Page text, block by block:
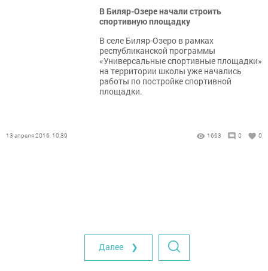
В Биляр-Озере начали строить
спортивную площадку
В селе Биляр-Озеро в рамках
республиканской программы
«Универсальные спортивные площадки»
на территории школы уже начались
работы по постройке спортивной
площадки.
13 апреля 2016, 10:39 1663 0 0
Далее ❯